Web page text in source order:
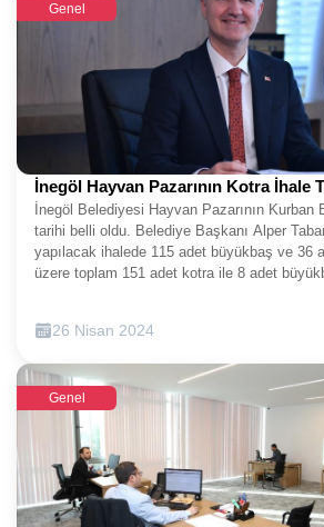
Genel
İnegöl Hayvan Pazarının Kotra İhale
İnegöl Belediyesi Hayvan Pazarının Kurban
tarihi belli oldu. Belediye Başkanı Alper
yapılacak ihalede 115 adet büyükbaş ve 36
üzere toplam 151 adet kotra ile 8 adet
yaklaşan Kurban Bayramı öncesi hazırlıklar
Belediyesi Hayvan Pazarında her yıl olduğu
ilginin yoğun olması bekleniyor. İnegöl
Pazarında bayram öncesi kotra satış
belirledi. Kotra kiralama ihalesinin 06 Mayıs
10.00’da İnegöl Belediyesi Beşinci Mevsim
Çok Amaçlı Salonunda açık arttırma usulü
duyuruldu.İnegöl Hayvan Pazarıyla ilgili
26 Nisan 2024
Genel